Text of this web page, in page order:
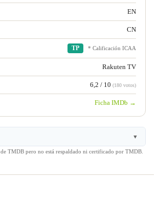
EN
CN
TP * Calificación ICAA
Rakuten TV
6,2 / 10 (180 votos)
Ficha IMDb →
▼
TMDB pero no está respaldado ni certificado por TMDB.